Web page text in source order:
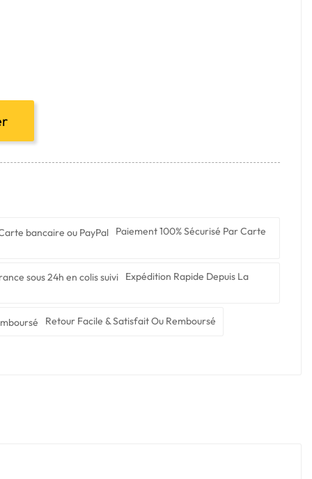
Paiement 100% Sécurisé Par Carte
Expédition Rapide Depuis La
Retour Facile & Satisfait Ou Remboursé